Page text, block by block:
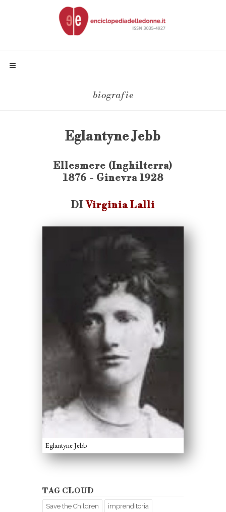
biografie
Eglantyne Jebb
Ellesmere (Inghilterra)
1876 - Ginevra 1928
DIVirginia Lalli
Eglantyne Jebb
TAG CLOUD
Save the Children imprenditoria